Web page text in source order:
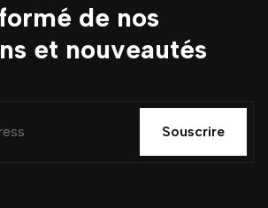
de nos
et nouveautés
Souscrire